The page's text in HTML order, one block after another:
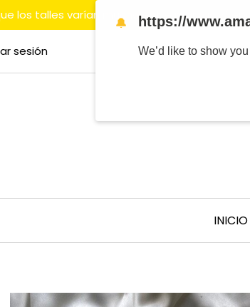
los talles varían mucho entre marcas y/
sesión
INICIO
🔔 https://
We’d like to show